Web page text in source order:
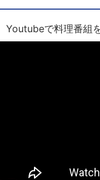
Youtubeで料理番組